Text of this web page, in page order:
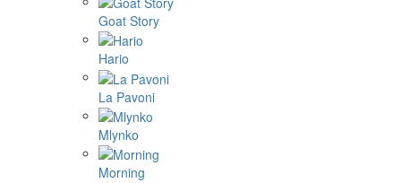
Goat Story
Hario
La Pavoni
Mlynko
Morning